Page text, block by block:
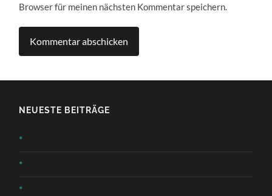
Browser für meinen nächsten Kommentar speichern.
NEUESTE BEITRÄGE
*
*
*